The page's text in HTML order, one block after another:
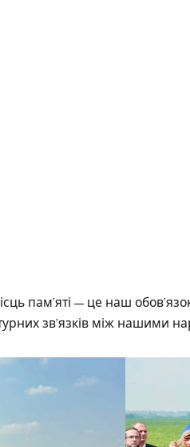
пам’яті — це наш
зв’язків між нашими